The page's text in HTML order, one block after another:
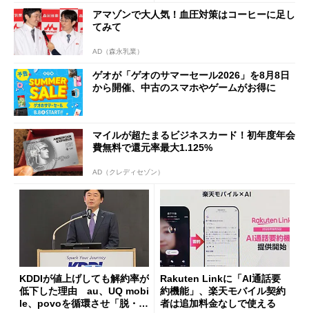
アマゾンで大人気！血圧対策はコーヒーに足し
てみて
AD（森永乳業）
ゲオが「ゲオのサマーセール2026」を8月8日
から開催、中古のスマホやゲームがお得に
マイルが超たまるビジネスカード！初年度年会
費無料で還元率最大1.125%
AD（クレディセゾン）
KDDIが値上げしても解約率が
低下した理由 au、UQ mobi
le、povoを循環させ「脱・販
Rakuten Linkに「AI通話要
約機能」、楽天モバイル契約
者は追加料金なしで使える